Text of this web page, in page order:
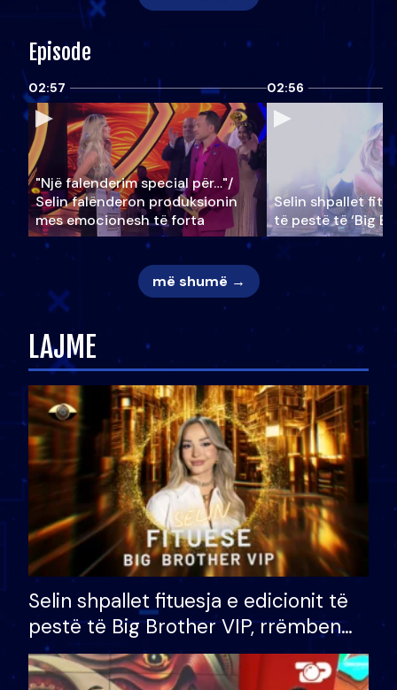
Episode
02:57
"Një falenderim special për…"/
Selin falënderon produksionin
mes emocionesh të forta
02:56
Selin shpallet
të pestë të ‘Big
më shumë →
LAJME
Selin shpallet fituesja e edicionit të
pestë të Big Brother VIP, rrëmben
çmimin e madh prej 100 mijë eurosh